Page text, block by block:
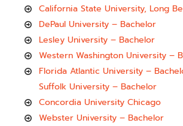
California State University, Long
DePaul University – Bachelor
Lesley University – Bachelor
Western Washington University –
Florida Atlantic University –
Suffolk University – Bachelor
Concordia University Chicago
Webster University – Bachelor